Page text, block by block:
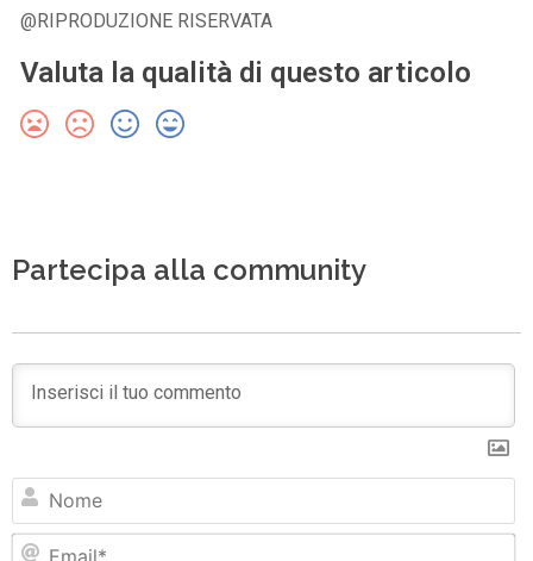
@RIPRODUZIONE RISERVATA
Valuta la qualità di questo articolo
Partecipa alla community